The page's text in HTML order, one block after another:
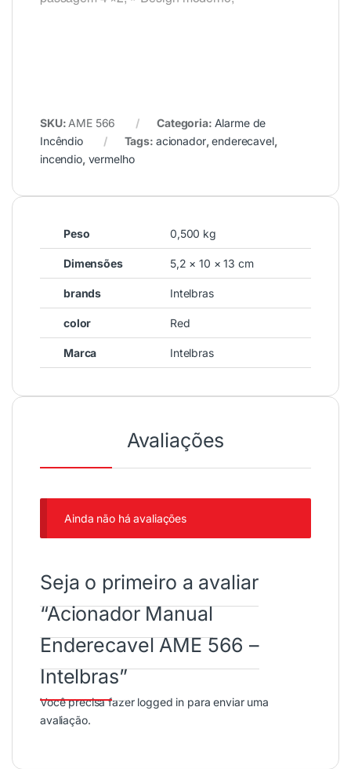
SKU: AME 566 Categoria: Alarme de
Incêndio
Tags: acionador,enderecavel,
incendio, vermelho
Peso 0,500 kg
Dimensões 5,2 × 10 × 13 cm
brands Intelbras
color Red
Marca Intelbras
Avaliações
Ainda não há avaliações
Seja o primeiro a avaliar
“Acionador Manual
Enderecavel AME 566 –
Intelbras”
Você precisa fazer logged in para enviar uma
avaliação.